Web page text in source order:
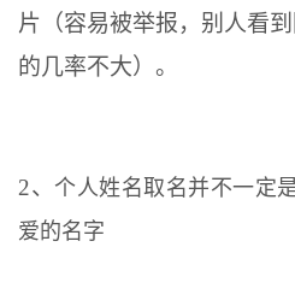
片（容易被举报，别人看
的几率不大）。
2、 个人姓名取名并不一定
爱的名字